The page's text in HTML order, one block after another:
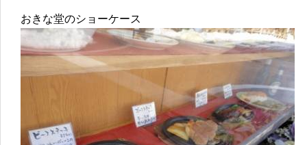
おきな堂のショーケース